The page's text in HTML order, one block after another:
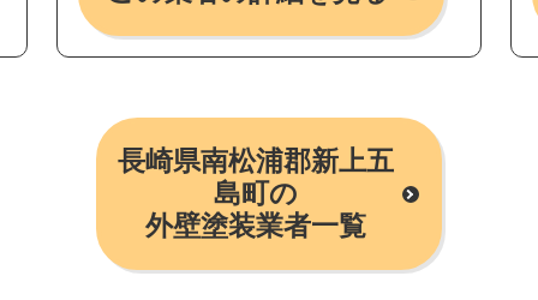
長崎県南松浦郡新上五
島町の
外壁塗装業者一覧